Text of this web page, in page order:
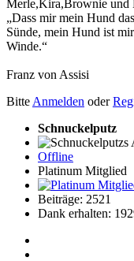
Merle,Kira,Brownie und
„Dass mir mein Hund
Sünde, mein Hund ist
Winde.“
Franz von Assisi
Bitte Anmelden oder
Schnuckelputz
Offline
Platinum Mitglied
Beiträge: 2521
Dank erhalten: